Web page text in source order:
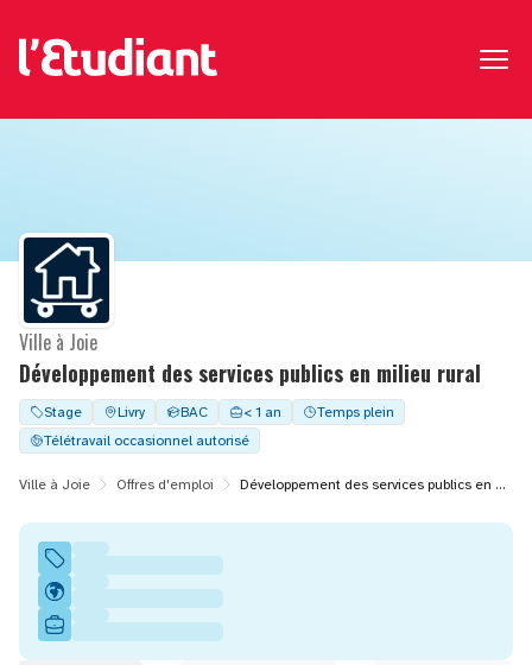
Développement des services publics en milieu rural
Ville à Joie
Stage Livry BAC < 1 an
Temps plein
Télétravail occasionnel autorisé
Ville à Joie Offres d'emploi Développement des services publics en milieu rural